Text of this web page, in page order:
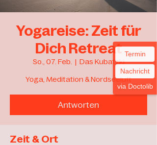
Termin
Nachricht
via Doctolib
Yogareise: Zeit für
Dich Retreat
So., 07. Feb.
  |
Das Kubatzki
Yoga, Meditation & Nordseeluft
Antworten
Zeit & Ort